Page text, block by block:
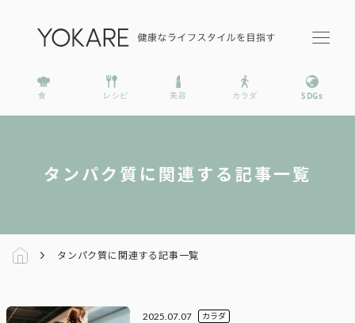
タンパク質に関連する記事一覧
タンパク質に関連する記事一覧
2025.07.07 カラダ